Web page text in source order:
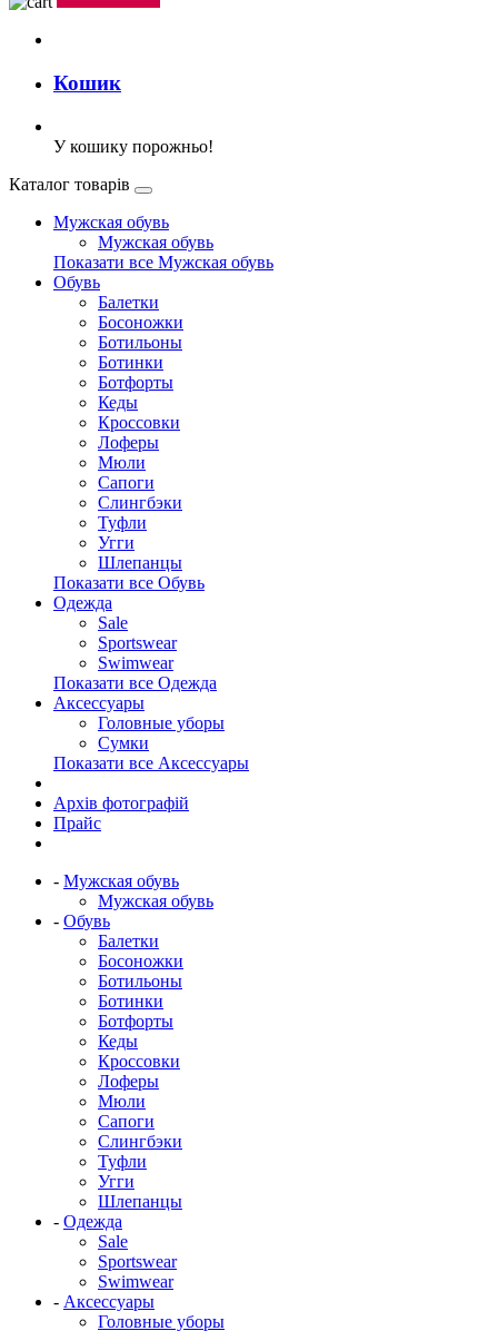
Кошик
У кошику порожньо!
Каталог товарів
Мужская обувь
Мужская обувь
Показати все Мужская обувь
Обувь
Балетки
Босоножки
Ботильоны
Ботинки
Ботфорты
Кеды
Кроссовки
Лоферы
Мюли
Сапоги
Слингбэки
Туфли
Угги
Шлепанцы
Показати все Обувь
Одежда
Sale
Sportswear
Swimwear
Показати все Одежда
Аксессуары
Головные уборы
Сумки
Показати все Аксессуары
Архів фотографій
Прайс
- Мужская обувь
Мужская обувь
- Обувь
Балетки
Босоножки
Ботильоны
Ботинки
Ботфорты
Кеды
Кроссовки
Лоферы
Мюли
Сапоги
Слингбэки
Туфли
Угги
Шлепанцы
- Одежда
Sale
Sportswear
Swimwear
- Аксессуары
Головные уборы